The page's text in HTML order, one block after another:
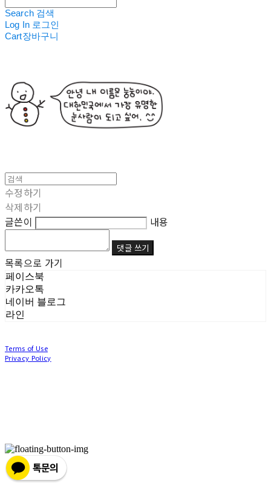
Search 검색
Log In 로그인
Cart장바구니
수정하기
삭제하기
글쓴이
내용
댓글 쓰기
목록으로 가기
페이스북
카카오톡
네이버 블로그
라인
Terms of Use
Privacy Policy